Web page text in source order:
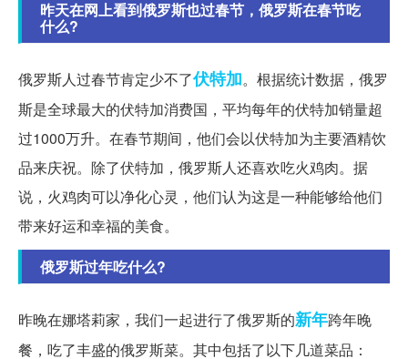
昨天在网上看到俄罗斯也过春节，俄罗斯在春节吃
什么?
俄罗斯人过春节肯定少不了伏特加。根据统计数据，俄罗
斯是全球最大的伏特加消费国，平均每年的伏特加销量超
过1000万升。在春节期间，他们会以伏特加为主要酒精饮
品来庆祝。除了伏特加，俄罗斯人还喜欢吃火鸡肉。据
说，火鸡肉可以净化心灵，他们认为这是一种能够给他们
带来好运和幸福的美食。
俄罗斯过年吃什么?
昨晚在娜塔莉家，我们一起进行了俄罗斯的新年跨年晚
餐，吃了丰盛的俄罗斯菜。其中包括了以下几道菜品：